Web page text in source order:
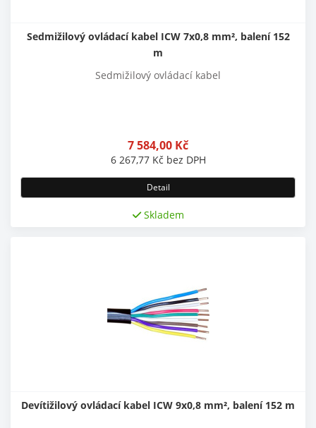
Sedmižilový ovládací kabel ICW 7x0,8 mm², balení 152
m
Sedmižilový ovládací kabel
7 584,00 Kč
6 267,77 Kč bez DPH
Detail
Skladem
Devítižilový ovládací kabel ICW 9x0,8 mm², balení 152 m